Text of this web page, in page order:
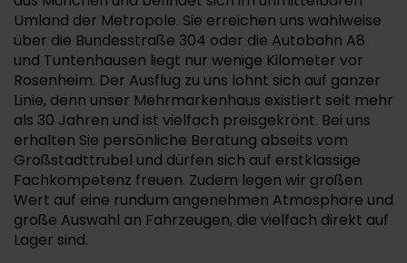
Umland der Metropole. Sie erreichen uns wahlweise
über die Bundesstraße 304 oder die Autobahn A8
und Tuntenhausen liegt nur wenige Kilometer vor
Rosenheim. Der Ausflug zu uns lohnt sich auf ganzer
Linie, denn unser Mehrmarkenhaus existiert seit mehr
als 30 Jahren und ist vielfach preisgekrönt. Bei uns
erhalten Sie persönliche Beratung abseits vom
Großstadttrubel und dürfen sich auf erstklassige
Fachkompetenz freuen. Zudem legen wir großen
Wert auf eine rundum angenehmen Atmosphäre und
große Auswahl an Fahrzeugen, die vielfach direkt auf
Lager sind.